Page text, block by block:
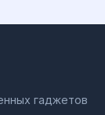
гаджетов